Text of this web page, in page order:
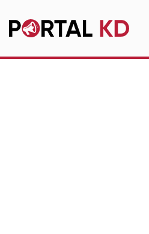
Pular